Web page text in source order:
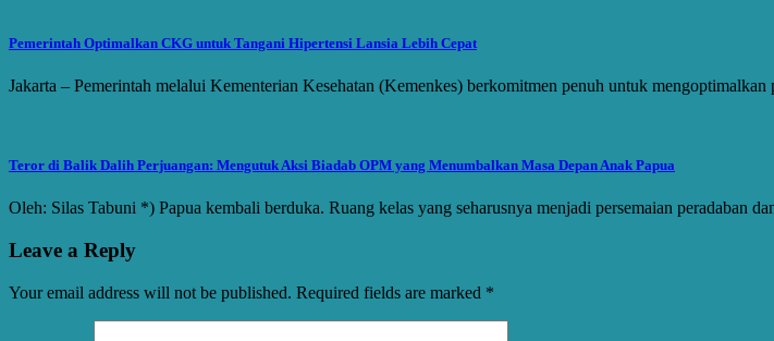
Pemerintah Optimalkan CKG untuk Tangani Hipertensi Lansia Lebih Cepat
Jakarta – Pemerintah melalui Kementerian Kesehatan (Kemenkes) berkomitmen penuh untuk
Teror di Balik Dalih Perjuangan: Mengutuk Aksi Biadab OPM yang Menumbalkan Masa Depan Anak Papua
Oleh: Silas Tabuni *) Papua kembali berduka. Ruang kelas yang seharusnya menjadi persemaian peradaban
Leave a Reply
Your email address will not be published. Required fields are marked *